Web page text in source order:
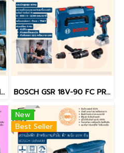
กล่องเปล่าสำหรับอุปกรณ์ 12-18V BOSCH ขนาดเล็ก ขนาดใหญ่ ขนาดใหญ่พิเศษ / 45x35x12cm หรือ 48x35x14cm (ของแท้) BOSCH GSR 18V-90 FC PROFESSIONAL สว่าน/ไขควงไฟฟ้าไร้สาย 90Nm พร้อมหัวเปลี่ยน 3หัว (ของแท้/ประกันศูนย์/พร้อมส่ง)
New
Best Seller